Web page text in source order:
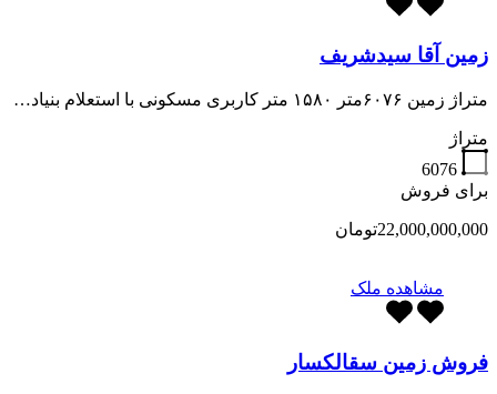
زمین آقا سیدشریف
متراژ زمین ۶۰۷۶متر ۱۵۸۰ متر کاربری مسکونی با استعلام بنیاد…
متراژ
6076
برای فروش
22,000,000,000تومان
مشاهده ملک
فروش زمین سقالکسار